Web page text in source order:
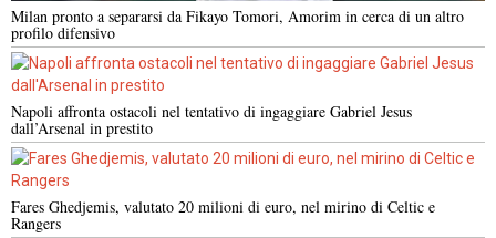
Milan pronto a separarsi da Fikayo Tomori, Amorim in cerca di un altro
profilo difensivo
Napoli affronta ostacoli nel tentativo di ingaggiare Gabriel Jesus
dall’Arsenal in prestito
Fares Ghedjemis, valutato 20 milioni di euro, nel mirino di Celtic e
Rangers